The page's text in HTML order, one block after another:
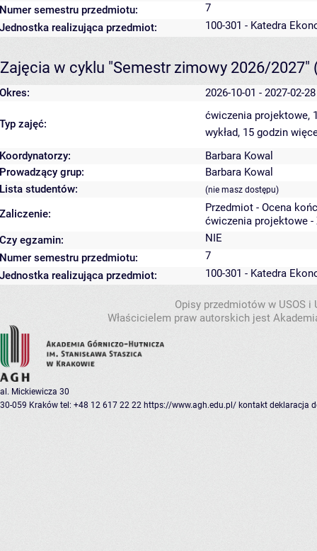
Numer semestru przedmiotu:
7
Jednostka realizująca przedmiot:
100-301 - Katedra
Zajęcia w cyklu "Semestr zimowy 2026/2027"
Okres: 2026-10-01 - 2027-02-28
Typ zajęć:
ćwiczenia projektowe,
wykład, 15 godzin
Koordynatorzy:
Barbara Kowal
Prowadzący grup:
Barbara Kowal
Lista studentów:
(nie masz dostępu)
Zaliczenie:
Przedmiot - Ocena
ćwiczenia projektowe -
Czy egzamin:
NIE
Numer semestru przedmiotu:
7
Jednostka realizująca przedmiot:
100-301 - Katedra
Opisy przedmiotów w USOS
Właścicielem praw autorskich jest
al. Mickiewicza 30
30-059 Kraków tel: +48 12 617 22 22 https://www.agh.edu.pl/ kontakt deklaracja